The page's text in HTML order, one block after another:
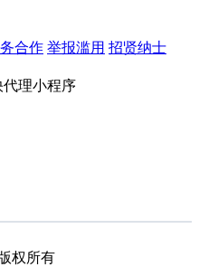
合作 举报滥用 招贤纳士
理小程序
权所有